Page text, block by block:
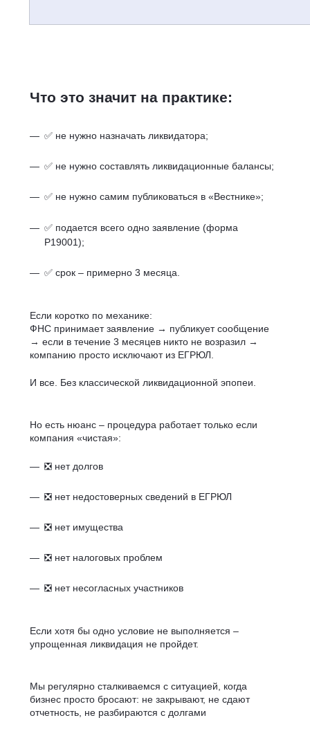
Что это значит на практике:
✅ не нужно назначать ликвидатора;
✅ не нужно составлять ликвидационные балансы;
✅ не нужно самим публиковаться в «Вестнике»;
✅ подается всего одно заявление (форма
Р19001);
✅ срок – примерно 3 месяца.
Если коротко по механике:
ФНС принимает заявление → публикует сообщение
→ если в течение 3 месяцев никто не возразил →
компанию просто исключают из ЕГРЮЛ.
И все. Без классической ликвидационной эпопеи.
Но есть нюанс – процедура работает только если
компания «чистая»:
❎ нет долгов
❎ нет недостоверных сведений в ЕГРЮЛ
❎ нет имущества
❎ нет налоговых проблем
❎ нет несогласных участников
Если хотя бы одно условие не выполняется –
упрощенная ликвидация не пройдет.
Мы регулярно сталкиваемся с ситуацией, когда
бизнес просто бросают: не закрывают, не сдают
отчетность, не разбираются с долгами